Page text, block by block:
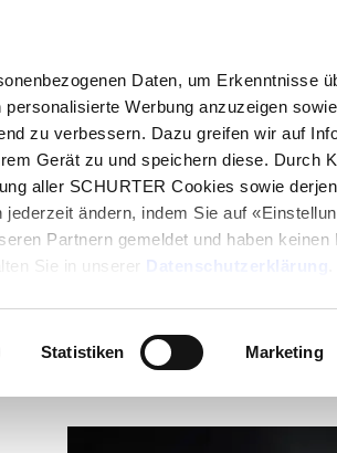
Daten, um Erkenntnisse
Werbung anzuzeigen
zu verbessern. Dazu greifen wir auf
Gerät zu und speichern diese. Durch
aller SCHURTER Cookies sowie
ändern, indem Sie auf
Partnern gemeldet und haben keinen
Sie in unserer Datenschutzerklärung
Statistiken Marketing
mm